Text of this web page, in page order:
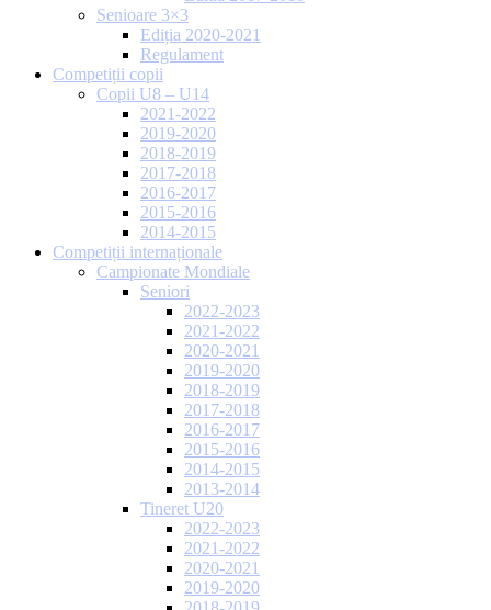
Senioare 3×3
Ediția 2020-2021
Regulament
Competiții copii
Copii U8 – U14
2021-2022
2019-2020
2018-2019
2017-2018
2016-2017
2015-2016
2014-2015
Competiții internaționale
Campionate Mondiale
Seniori
2022-2023
2021-2022
2020-2021
2019-2020
2018-2019
2017-2018
2016-2017
2015-2016
2014-2015
2013-2014
Tineret U20
2022-2023
2021-2022
2020-2021
2019-2020